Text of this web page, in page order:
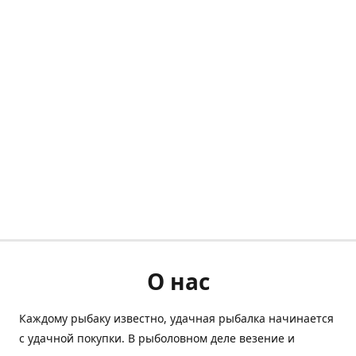
О нас
Каждому рыбаку известно, удачная рыбалка начинается
с удачной покупки. В рыболовном деле везение и